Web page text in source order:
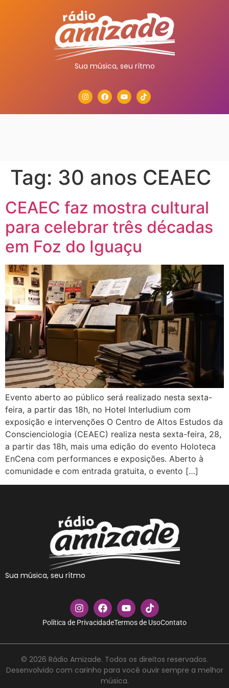
Sua música, seu rítmo
Tag: 30 anos CEAEC
CEAEC faz mostra cultural
para celebrar três décadas
em Foz do Iguaçu
Evento aberto ao público será realizado nesta sexta-
feira, a partir das 18h, no Hotel Interludium com
exposição e intervenções O Centro de Altos Estudos da
Conscienciologia (CEAEC) realiza nesta sexta-feira, 28,
a partir das 18h, mais uma edição do evento Holoteca
EnCena com performances e exposições. Aberto à
comunidade e com entrada gratuita, o evento […]
Sua música, seu rítmo
Política de PrivacidadeTermos de UsoContato
© 2026 Rádio Amizade. Todos os direitos reservados.
Desenvolvido com carinho para você ouvir sempre a melhor
música.